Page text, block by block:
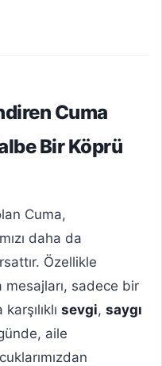
Cuma
Bir Köprü
Cuma,
daha da
Özellikle
mesajları, sadece bir
sevgi, saygı
aile